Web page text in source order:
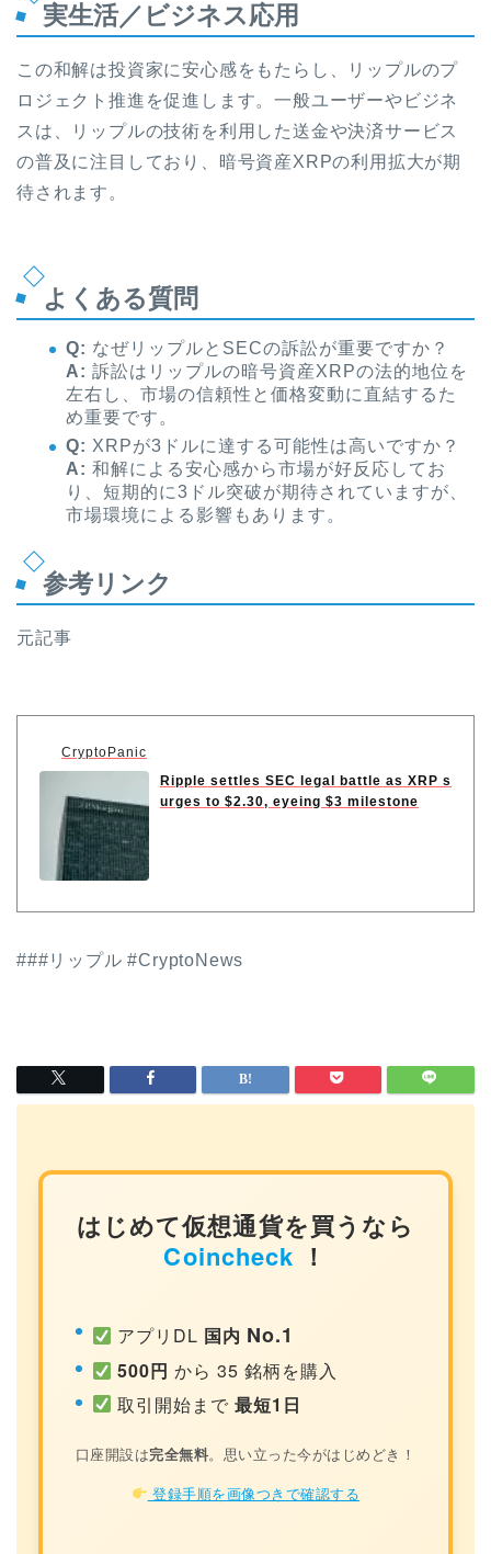
実生活／ビジネス応用
この和解は投資家に安心感をもたらし、リップルのプ
ロジェクト推進を促進します。一般ユーザーやビジネ
スは、リップルの技術を利用した送金や決済サービス
の普及に注目しており、暗号資産XRPの利用拡大が期
待されます。
よくある質問
Q: なぜリップルとSECの訴訟が重要ですか？
A: 訴訟はリップルの暗号資産XRPの法的地位を
左右し、市場の信頼性と価格変動に直結するた
め重要です。
Q: XRPが3ドルに達する可能性は高いですか？
A: 和解による安心感から市場が好反応してお
り、短期的に3ドル突破が期待されていますが、
市場環境による影響もあります。
参考リンク
元記事
CryptoPanic
Ripple settles SEC legal battle as XRP s
urges to $2.30, eyeing $3 milestone
###リップル #CryptoNews
はじめて仮想通貨を買うなら
Coincheck ！
アプリDL 国内 No.1
500円 から 35 銘柄を購入
取引開始まで最短1日
口座開設は完全無料。思い立った今がはじめどき！
登録手順を画像つきで確認する